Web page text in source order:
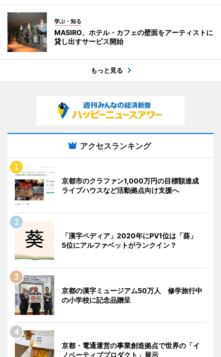
学ぶ・知る
MASIRO、ホテル・カフェの壁面をアーティストに
貸し出すサービス開始
もっと見る
アクセスランキング
京都市のクラファン1,000万円の目標額達成
ライブハウスなど活動拠点向け支援へ
「漢字ペディア」2020年にPV1位は「葵」
5位にアルファベットがランクイン？
京都の漢字ミュージアム50万人 修学旅行中
の小学校に記念品贈呈
京都・電通運営の事業創造拠点で世界の「イ
ノベーティブプロダクト」展示